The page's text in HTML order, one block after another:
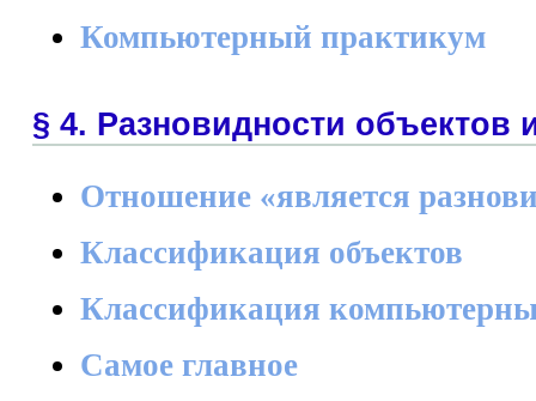
Компьютерный практикум
§ 4. Разновидности объектов
Отношение «является
Классификация объектов
Классификация
Самое главное